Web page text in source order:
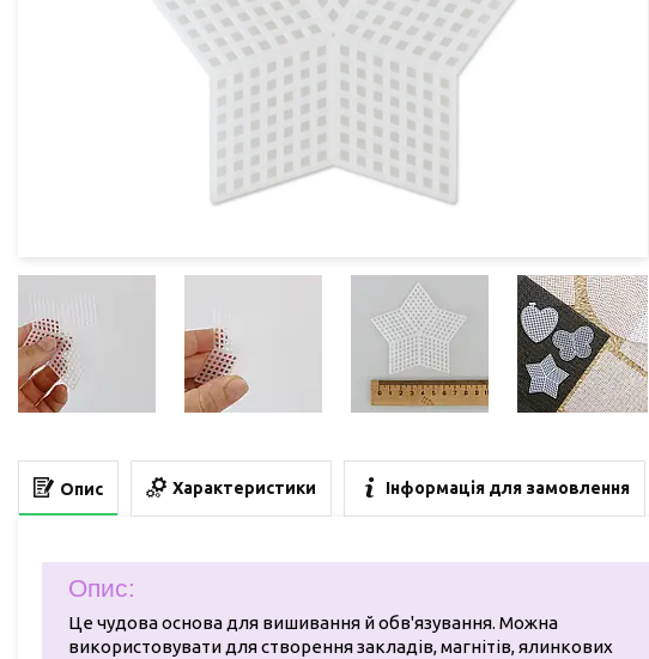
Опис Характеристики Інформація для замовлення
Опис:
Це чудова основа для вишивання й обв'язування. Можна
використовувати для створення закладів, магнітів, ялинкових